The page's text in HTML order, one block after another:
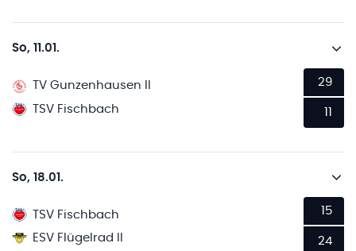
So, 11.01.
TV Gunzenhausen II
TSV Fischbach
29
11
So, 18.01.
TSV Fischbach
ESV Flügelrad II
15
24